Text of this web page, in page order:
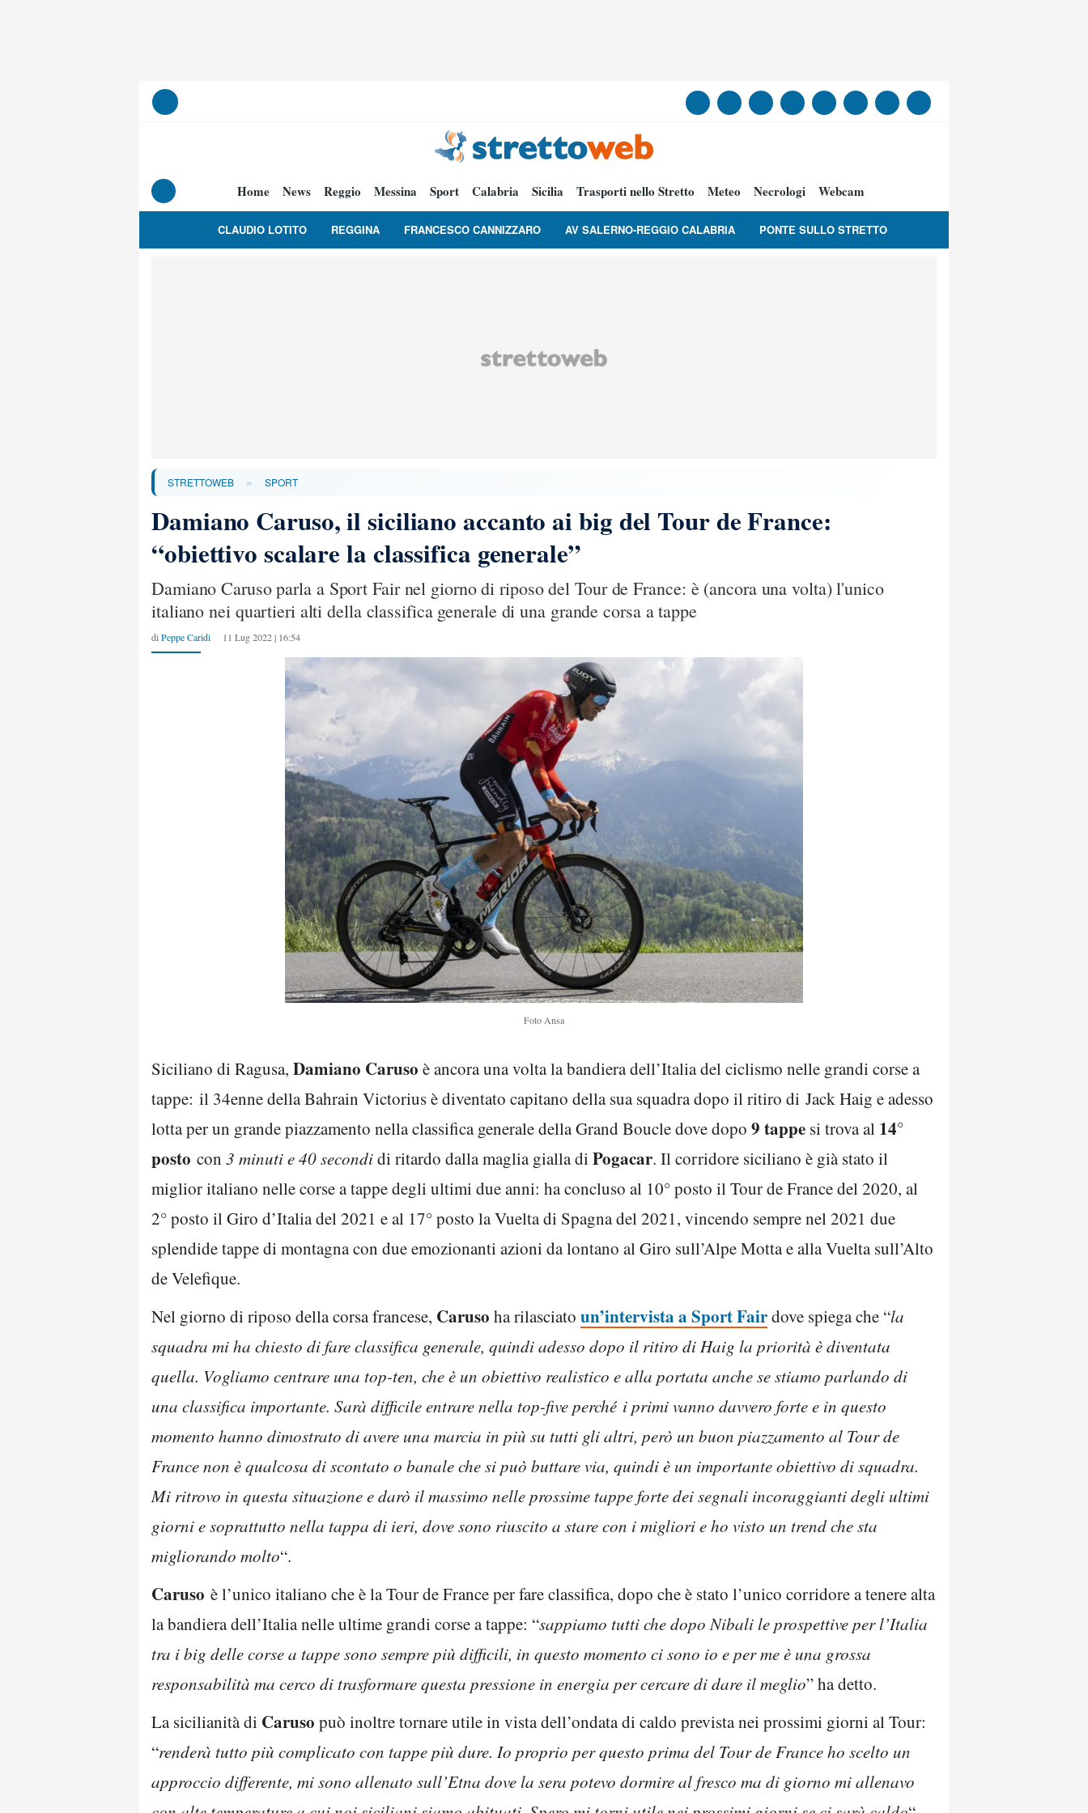
Home News Reggio Messina Sport Calabria Sicilia Trasporti nello Stretto Meteo Necrologi Webcam
CLAUDIO LOTITO REGGINA FRANCESCO CANNIZZARO AV SALERNO-REGGIO CALABRIA PONTE SULLO STRETTO
STRETTOWEB » SPORT
Damiano Caruso, il siciliano accanto ai big del Tour de France:
“obiettivo scalare la classifica generale”
Damiano Caruso parla a Sport Fair nel giorno di riposo del Tour de France: è (ancora una volta) l'unico
italiano nei quartieri alti della classifica generale di una grande corsa a tappe
di Peppe Caridi 11 Lug 2022 | 16:54
Foto Ansa
Siciliano di Ragusa, Damiano Caruso è ancora una volta la bandiera dell’Italia del ciclismo nelle grandi corse a
tappe: il 34enne della Bahrain Victorius è diventato capitano della sua squadra dopo il ritiro di Jack Haig e adesso
lotta per un grande piazzamento nella classifica generale della Grand Boucle dove dopo 9 tappe si trova al 14°
posto con 3 minuti e 40 secondidi ritardo dalla maglia gialla di Pogacar. Il corridore siciliano è già stato il
miglior italiano nelle corse a tappe degli ultimi due anni: ha concluso al 10° posto il Tour de France del 2020, al
2° posto il Giro d’Italia del 2021 e al 17° posto la Vuelta di Spagna del 2021, vincendo sempre nel 2021 due
splendide tappe di montagna con due emozionanti azioni da lontano al Giro sull’Alpe Motta e alla Vuelta sull’Alto
de Velefique.
Nel giorno di riposo della corsa francese, Caruso ha rilasciato un’intervista a Sport Fairdove spiega che “la
squadra mi ha chiesto di fare classifica generale, quindi adesso dopo il ritiro di Haig la priorità è diventata
quella. Vogliamo centrare una top-ten, che è un obiettivo realistico e alla portata anche se stiamo parlando di
una classifica importante. Sarà difficile entrare nella top-five perché i primi vanno davvero forte e in questo
momento hanno dimostrato di avere una marcia in più su tutti gli altri, però un buon piazzamento al Tour de
France non è qualcosa di scontato o banale che si può buttare via, quindi è un importante obiettivo di squadra.
Mi ritrovo in questa situazione e darò il massimo nelle prossime tappe forte dei segnali incoraggianti degli ultimi
giorni e soprattutto nella tappa di ieri, dove sono riuscito a stare con i migliori e ho visto un trend che sta
migliorando molto“.
Caruso è l’unico italiano che è la Tour de France per fare classifica, dopo che è stato l’unico corridore a tenere alta
la bandiera dell’Italia nelle ultime grandi corse a tappe: “sappiamo tutti che dopo Nibali le prospettive per l’Italia
tra i big delle corse a tappe sono sempre più difficili, in questo momento ci sono io e per me è una grossa
responsabilità ma cerco di trasformare questa pressione in energia per cercare di dare il meglio” ha detto.
La sicilianità di Caruso può inoltre tornare utile in vista dell’ondata di caldo prevista nei prossimi giorni al Tour:
“renderà tutto più complicato con tappe più dure. Io proprio per questo prima del Tour de France ho scelto un
approccio differente, mi sono allenato sull’Etna dove la sera potevo dormire al fresco ma di giorno mi allenavo